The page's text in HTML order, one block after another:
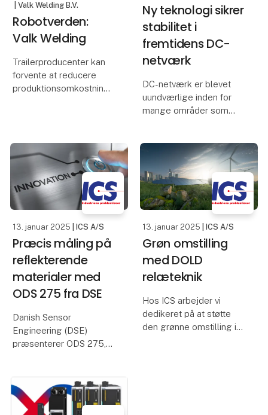
| Valk Welding B.V.
Robotverden:
Valk Welding
Trailerproducenter kan
forvente at reducere
produktionsomkostningerne
hollandske
automatiseringsfirma,
Valk Welding, og ArcNC,
en softwa
Ny teknologi sikrer
stabilitet i
fremtidens DC-
netværk
DC-netværk er blevet
uundværlige inden for
mange områder som
strømforsyning til skibe
og solcelleanlæg. Med
muligheden for at lagre
energi fra vedvarende
energikilder i
13. januar 2025 | ICS A/S
Præcis måling på
reflekterende
materialer med
ODS 275 fra DSE
Danish Sensor
Engineering (DSE)
præsenterer ODS 275,
afstandsmåler. Med sit
robuste design og
imponerende præcision
13. januar 2025 | ICS A/S
Grøn omstilling
med DOLD
relæteknik
Hos ICS arbejder vi
dedikeret på at støtte
den grønne omstilling i